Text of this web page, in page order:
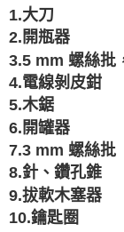
1.大刀
2.開瓶器
3.5 mm 螺絲批
4.電線剝皮鉗
5.木鋸
6.開罐器
7.3 mm 螺絲批
8.針、鑽孔錐
9.拔軟木塞器
10.鑰匙圈